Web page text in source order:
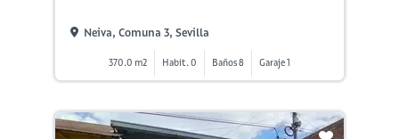
Neiva, Comuna 3, Sevilla
370.0 m2 Habit. 0 Baños 8 Garaje 1